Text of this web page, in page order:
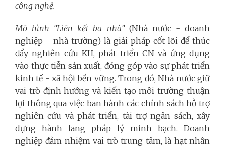
công nghệ.
Mô hình “Liên kết ba nhà”(Nhà nước - doanh
nghiệp - nhà trường) là giải pháp cốt lõi để thúc
đẩy nghiên cứu KH, phát triển CN và ứng dụng
vào thực tiễn sản xuất, đóng góp vào sự phát triển
kinh tế - xã hội bền vững. Trong đó, Nhà nước giữ
vai trò định hướng và kiến tạo môi trường thuận
lợi thông qua việc ban hành các chính sách hỗ trợ
nghiên cứu và phát triển, tài trợ ngân sách, xây
dựng hành lang pháp lý minh bạch. Doanh
nghiệp đảm nhiệm vai trò trung tâm, là hạt nhân